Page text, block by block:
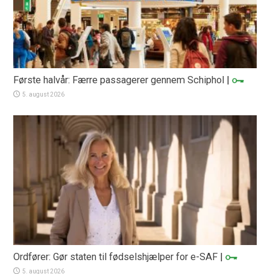
Første halvår: Færre passagerer gennem Schiphol |
5. august 2026
Ordfører: Gør staten til fødselshjælper for e-SAF |
5. august 2026